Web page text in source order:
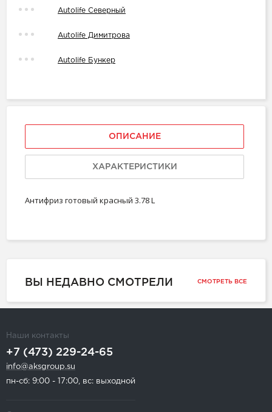
Autolife Северный
Autolife Димитрова
Autolife Бункер
ОПИСАНИЕ
ХАРАКТЕРИСТИКИ
Антифриз готовый красный 3.78 L
ВЫ НЕДАВНО СМОТРЕЛИ СМОТРЕТЬ ВСЕ
Наши контакты
+7 (473) 229-24-65
info@aksgroup.su
пн-сб: 9:00 - 17:00, вс: выходной